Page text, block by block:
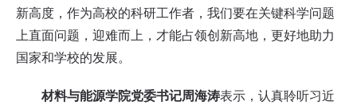
新高度，作为高校的科研工作者，我们要在关键科学问题
上直面问题，迎难而上，才能占领创新高地，更好地助力
国家和学校的发展。
材料与能源学院党委书记周海涛表示，认真聆听习近